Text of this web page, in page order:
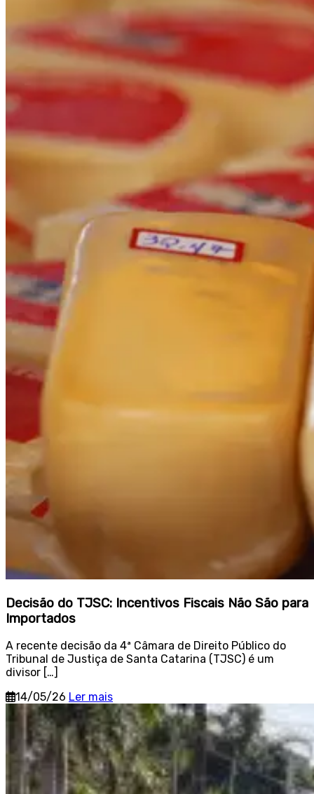
Decisão do TJSC: Incentivos Fiscais Não São para
Importados
A recente decisão da 4ª Câmara de Direito Público do
Tribunal de Justiça de Santa Catarina (TJSC) é um
divisor […]
14/05/26 Ler mais